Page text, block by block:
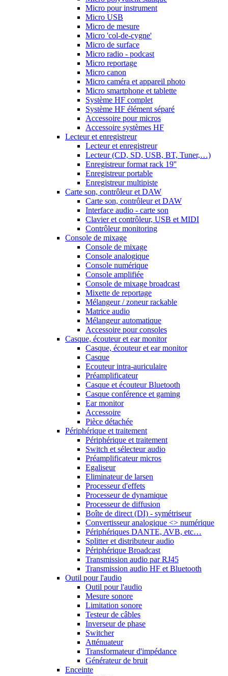
Micro pour instrument
Micro USB
Micro de mesure
Micro 'col-de-cygne'
Micro de surface
Micro radio - podcast
Micro reportage
Micro canon
Micro caméra et appareil photo
Micro smartphone et tablette
Système HF complet
Système HF élément séparé
Accessoire pour micros
Accessoire systèmes HF
Lecteur et enregistreur
Lecteur et enregistreur
Lecteur (CD, SD, USB, BT, Tuner,…)
Enregistreur format rack 19''
Enregistreur portable
Enregistreur multipiste
Carte son, contrôleur et DAW
Carte son, contrôleur et DAW
Interface audio - carte son
Clavier et contrôleur, USB et MIDI
Contrôleur monitoring
Console de mixage
Console de mixage
Console analogique
Console numérique
Console amplifiée
Console de mixage broadcast
Mixette de reportage
Mélangeur / zoneur rackable
Matrice audio
Mélangeur automatique
Accessoire pour consoles
Casque, écouteur et ear monitor
Casque, écouteur et ear monitor
Casque
Ecouteur intra-auriculaire
Préamplificateur
Casque et écouteur Bluetooth
Casque conférence et gaming
Ear monitor
Accessoire
Pièce détachée
Périphérique et traitement
Périphérique et traitement
Switch et sélecteur audio
Préamplificateur micros
Egaliseur
Eliminateur de larsen
Processeur d'effets
Processeur de dynamique
Processeur de diffusion
Boîte de direct (DI) - symétriseur
Convertisseur analogique <> numérique
Périphériques DANTE, AVB, etc…
Splitter et distributeur audio
Périphérique Broadcast
Transmission audio par RJ45
Transmission audio HF et Bluetooth
Outil pour l'audio
Outil pour l'audio
Mesure sonore
Limitation sonore
Testeur de câbles
Inverseur de phase
Switcher
Atténuateur
Transformateur d'impédance
Générateur de bruit
Enceinte